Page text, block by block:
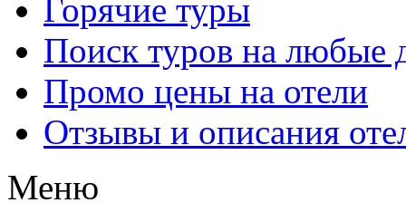
Горячие туры
Поиск туров на любые
Промо цены на отели
Отзывы и описания
Меню